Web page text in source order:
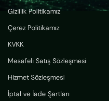
Gizlilik Politikamız
Çerez Politikamız
KVKK
Mesafeli Satış Sözleşmesi
Hizmet Sözleşmesi
İptal ve İade Şartları